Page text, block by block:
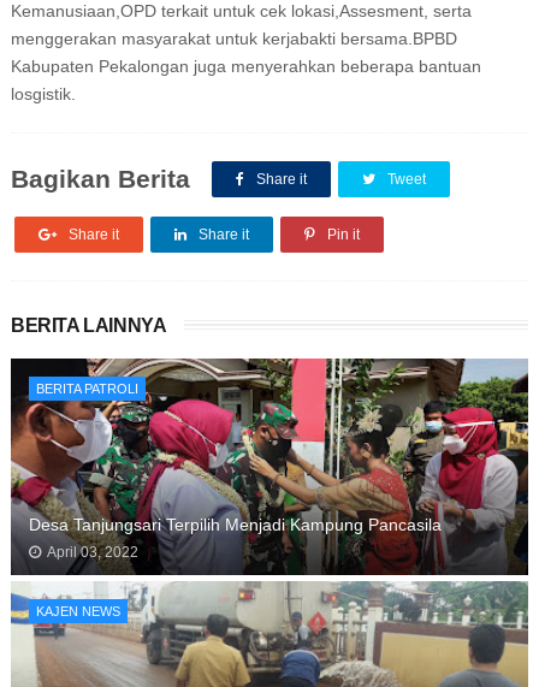
Kemanusiaan,OPD terkait untuk cek lokasi,Assesment, serta
menggerakan masyarakat untuk kerjabakti bersama.BPBD
Kabupaten Pekalongan juga menyerahkan beberapa bantuan
losgistik.
Bagikan Berita Share it Tweet
Share it Share it Pin it
BERITA LAINNYA
BERITA PATROLI
Desa Tanjungsari Terpilih Menjadi Kampung Pancasila
April 03, 2022
KAJEN NEWS